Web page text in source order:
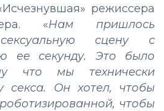
режиссера
«Нам пришлось
сцену с
ее секунду. Это было
что мы технически
секса. Он хотел, чтобы
чтобы